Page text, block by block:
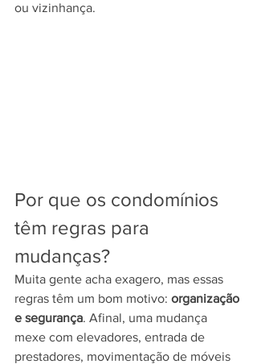
ou vizinhança.
Por que os condomínios
têm regras para
mudanças?
Muita gente acha exagero, mas essas
regras têm um bom motivo: organização
e segurança. Afinal, uma mudança
mexe com elevadores, entrada de
prestadores, movimentação de móveis